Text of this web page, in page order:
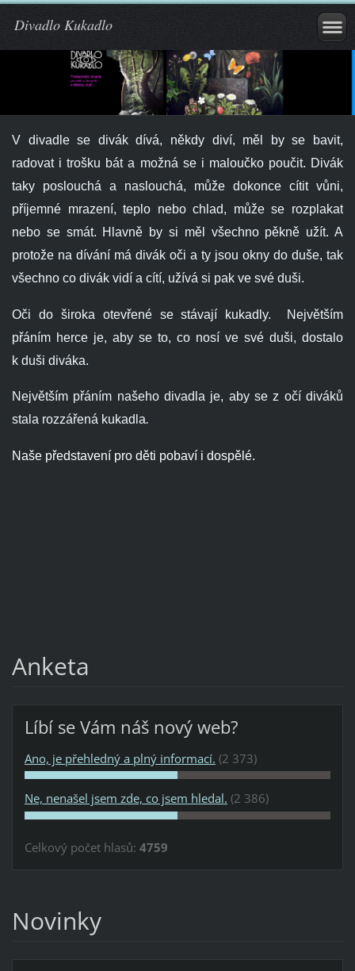
Divadlo Kukadlo
V divadle se divák dívá, někdy diví, měl by se bavit,
radovat i trošku bát a možná se i maloučko poučit. Divák
taky poslouchá a naslouchá, může dokonce cítit vůni,
příjemné mrazení, teplo nebo chlad, může se rozplakat
nebo se smát. Hlavně by si měl všechno pěkně užít. A
protože na dívání má divák oči a ty jsou okny do duše, tak
všechno co divák vidí a cítí, užívá si pak ve své duši.
Oči do široka otevřené se stávají kukadly. Největším
přáním herce je, aby se to, co nosí ve své duši, dostalo
k duši diváka.
Největším přáním našeho divadla je, aby se z očí diváků
stala rozzářená kukadla.
Naše představení pro děti pobaví i dospělé.
Anketa
Líbí se Vám náš nový web?
Ano, je přehledný a plný informací. (2 373)
Ne, nenašel jsem zde, co jsem hledal. (2 386)
Celkový počet hlasů: 4759
Novinky